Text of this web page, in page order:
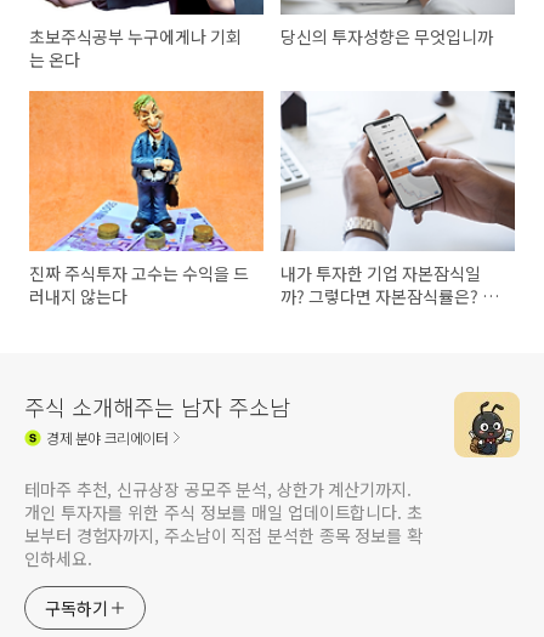
초보주식공부 누구에게나 기회
는 온다
당신의 투자성향은 무엇입니까
진짜 주식투자 고수는 수익을 드
러내지 않는다
내가 투자한 기업 자본잠식일
까? 그렇다면 자본잠식률은? 초
주식 소개해주는 남자 주소남
경제분야 크리에이터
테마주 추천, 신규상장 공모주 분석, 상한가 계산기까지.
개인 투자자를 위한 주식 정보를 매일 업데이트합니다. 초
보부터 경험자까지, 주소남이 직접 분석한 종목 정보를 확
인하세요.
구독하기